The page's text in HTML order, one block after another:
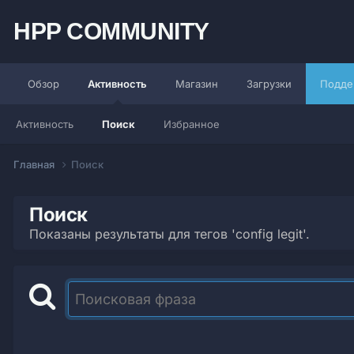
HPP COMMUNITY
Обзор Активность
Активность Поиск Избранное
Магазин Загрузки
Главная Поиск
Поиск
Показаны результаты для тегов 'config legit'.